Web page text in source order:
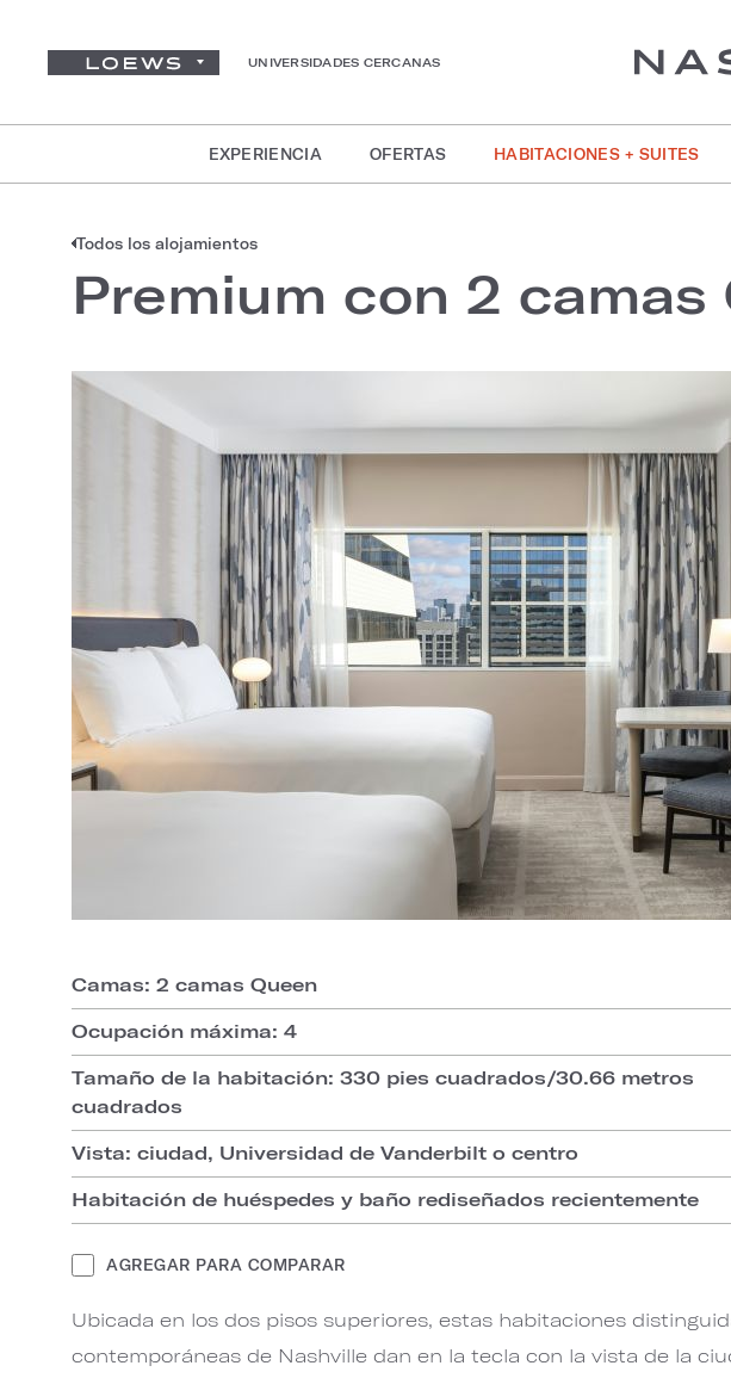
UNIVERSIDADES CERCANAS
EXPERIENCIA OFERTAS HABITACIONES + SUITES
Todos los alojamientos
Premium con 2 camas
Camas: 2 camas Queen
Ocupación máxima: 4
Tamaño de la habitación: 330 pies cuadrados/30.66 metros
cuadrados
Vista: ciudad, Universidad de Vanderbilt o centro
Habitación de huéspedes y baño rediseñados recientemente
AGREGAR PARA COMPARAR
Ubicada en los dos pisos superiores, estas habitaciones
contemporáneas de Nashville dan en la tecla con la vista de la